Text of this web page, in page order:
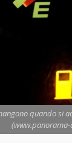
quando si
(www.panorama-